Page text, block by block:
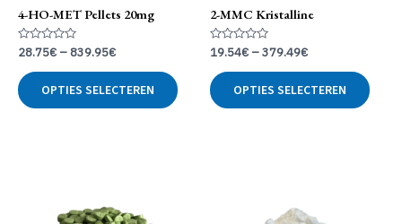
4-HO-MET Pellets 20mg
Gewaardeerd
0
uit
5
28.75€ – 839.95€
OPTIES SELECTEREN
product
2-MMC Kristalline
Gewaardeerd
0
uit
5
19.54€ –379.49€
OPTIES SELECTEREN